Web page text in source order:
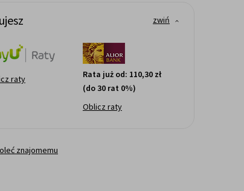
zwiń
raty Rata już od: 110,30 zł
(do 30 rat 0%)
Oblicz raty
znajomemu